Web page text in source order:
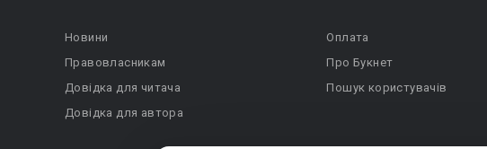
Новини
Правовласникам
Довідка для читача
Довідка для автора
Оплата
Про Букнет
Пошук користувачів